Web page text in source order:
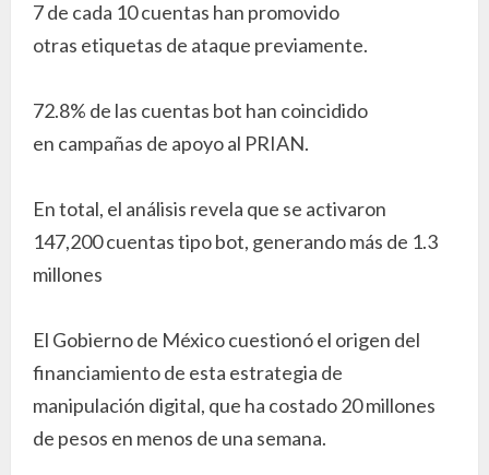
7 de cada 10 cuentas han promovido
otras etiquetas de ataque previamente.
72.8% de las cuentas bot han coincidido
en campañas de apoyo al PRIAN.
En total, el análisis revela que se activaron
147,200 cuentas tipo bot, generando más de 1.3
millones
El Gobierno de México cuestionó el origen del
financiamiento de esta estrategia de
manipulación digital, que ha costado 20 millones
de pesos en menos de una semana.